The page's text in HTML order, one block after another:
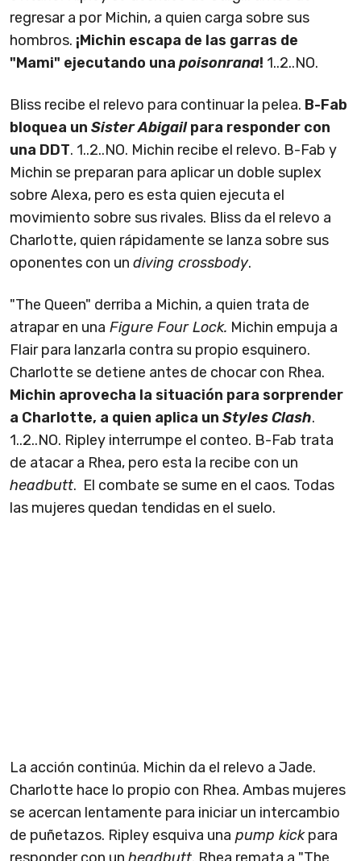
regresar a por Michin, a quien carga sobre sus
hombros. ¡Michin escapa de las garras de
"Mami" ejecutando una poisonrana! 1..2..NO.
Bliss recibe el relevo para continuar la pelea. B-Fab
bloquea un Sister Abigailpara responder con
una DDT. 1..2..NO. Michin recibe el relevo. B-Fab y
Michin se preparan para aplicar un doble suplex
sobre Alexa, pero es esta quien ejecuta el
movimiento sobre sus rivales. Bliss da el relevo a
Charlotte, quien rápidamente se lanza sobre sus
oponentes con un diving crossbody.
"The Queen" derriba a Michin, a quien trata de
atrapar en una Figure Four Lock. Michin empuja a
Flair para lanzarla contra su propio esquinero.
Charlotte se detiene antes de chocar con Rhea.
Michin aprovecha la situación para sorprender
a Charlotte, a quien aplica un Styles Clash.
1..2..NO. Ripley interrumpe el conteo. B-Fab trata
de atacar a Rhea, pero esta la recibe con un
headbutt. El combate se sume en el caos. Todas
las mujeres quedan tendidas en el suelo.
La acción continúa. Michin da el relevo a Jade.
Charlotte hace lo propio con Rhea. Ambas mujeres
se acercan lentamente para iniciar un intercambio
de puñetazos. Ripley esquiva una pump kickpara